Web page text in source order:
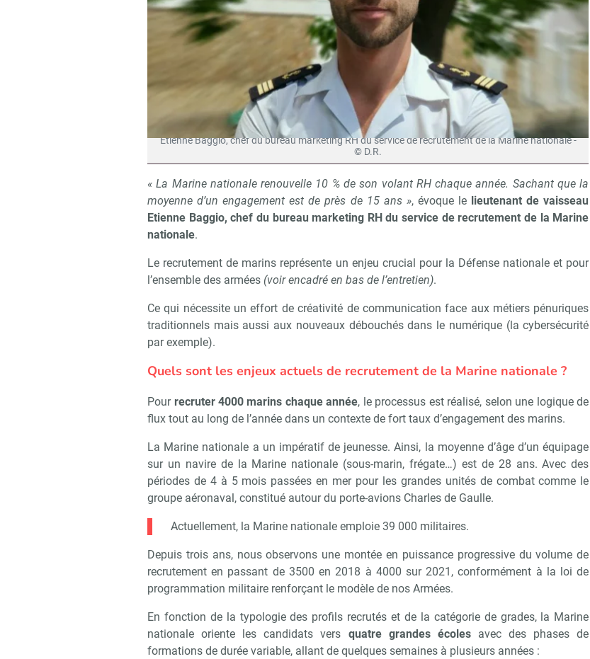
Etienne Baggio, chef du bureau marketing RH du service de recrutement de la Marine nationale -
© D.R.
« La Marine nationale renouvelle 10 % de son volant RH chaque année. Sachant que la
moyenne d’un engagement est de près de 15 ans », évoque le lieutenant de vaisseau
Etienne Baggio, chef du bureau marketing RH du service de recrutement de la Marine
nationale.
Le recrutement de marins représente un enjeu crucial pour la Défense nationale et pour
l’ensemble des armées (voir encadré en bas de l’entretien).
Ce qui nécessite un effort de créativité de communication face aux métiers pénuriques
traditionnels mais aussi aux nouveaux débouchés dans le numérique (la cybersécurité
par exemple).
Quels sont les enjeux actuels de recrutement de la Marine nationale ?
Pour recruter 4000 marins chaque année, le processus est réalisé, selon une logique de
flux tout au long de l’année dans un contexte de fort taux d’engagement des marins.
La Marine nationale a un impératif de jeunesse. Ainsi, la moyenne d’âge d’un équipage
sur un navire de la Marine nationale (sous-marin, frégate…) est de 28 ans. Avec des
périodes de 4 à 5 mois passées en mer pour les grandes unités de combat comme le
groupe aéronaval, constitué autour du porte-avions Charles de Gaulle.
Actuellement, la Marine nationale emploie 39 000 militaires.
Depuis trois ans, nous observons une montée en puissance progressive du volume de
recrutement en passant de 3500 en 2018 à 4000 sur 2021, conformément à la loi de
programmation militaire renforçant le modèle de nos Armées.
En fonction de la typologie des profils recrutés et de la catégorie de grades, la Marine
nationale oriente les candidats vers quatre grandes écolesavec des phases de
formations de durée variable, allant de quelques semaines à plusieurs années :